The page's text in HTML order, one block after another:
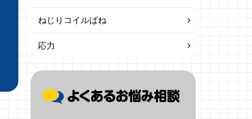
ねじりコイルばね
応力